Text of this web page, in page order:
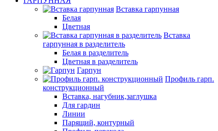
Вставка гарпунная
Белая
Цветная
Вставка
гарпунная в разделитель
Белая в разделитель
Цветная в разделитель
Гарпун
Профиль гарп.
конструкционный
Вставка, нагубник,заглушка
Для гардин
Линии
Парящий, контурный